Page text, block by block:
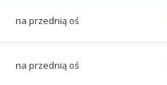
na przednią oś
na przednią oś